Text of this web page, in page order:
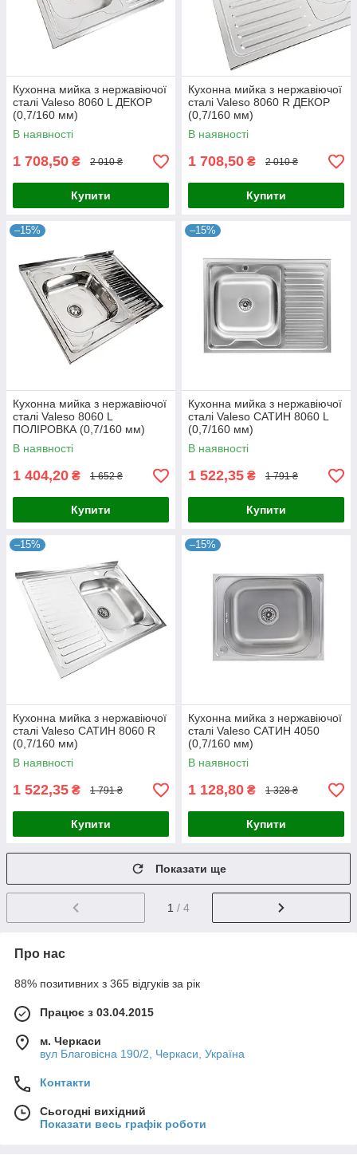
Кухонна мийка з нержавіючої
сталі Valeso 8060 L ДЕКОР
(0,7/160 мм)
В наявності
1 708,50 ₴ 2 010 ₴
Купити
Кухонна мийка з нержавіючої
сталі Valeso 8060 R ДЕКОР
(0,7/160 мм)
В наявності
1 708,50 ₴ 2 010 ₴
Купити
–15%
Кухонна мийка з нержавіючої
сталі Valeso 8060 L
ПОЛІРОВКА (0,7/160 мм)
В наявності
1 404,20 ₴ 1 652 ₴
Купити
–15%
Кухонна мийка з нержавіючої
сталі Valeso САТИН 8060 L
(0,7/160 мм)
В наявності
1 522,35 ₴ 1 791 ₴
Купити
–15%
Кухонна мийка з нержавіючої
сталі Valeso САТИН 8060 R
(0,7/160 мм)
В наявності
1 522,35 ₴ 1 791 ₴
Купити
–15%
Кухонна мийка з нержавіючої
сталі Valeso САТИН 4050
(0,7/160 мм)
В наявності
1 128,80 ₴ 1 328 ₴
Купити
Показати ще
1 / 4
Про нас
88% позитивних з 365 відгуків за рік
Працює з 03.04.2015
м. Черкаси
вул Благовісна 190/2, Черкаси, Україна
Контакти
Сьогодні вихідний
Показати весь графік роботи